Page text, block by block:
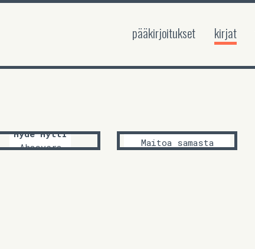
pääkirjoitukset kirjat
Hyde Hytti
Ahasvera
Eve Littow
Maitoa samasta
astiasta